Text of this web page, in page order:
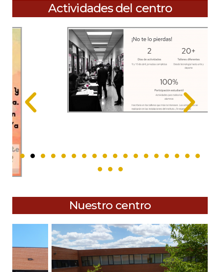
Actividades del centro
Nuestro centro